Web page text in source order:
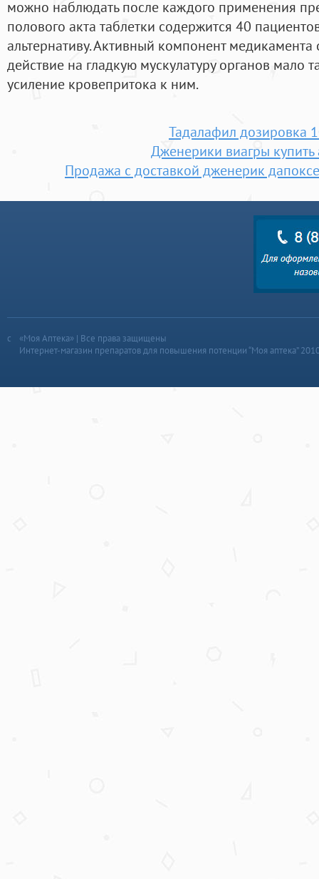
можно наблюдать после каждого применения
полового акта таблетки содержится 40
альтернативу. Активный компонент
действие на гладкую мускулатуру органов мало
усиление кровепритока к ним.
Тадалафил дозировка
Дженерики виагры купить
Продажа с доставкой дженерик
«Моя Аптека» | Все права защищены
Интернет-магазин препаратов для повышения потенции “Моя аптека”